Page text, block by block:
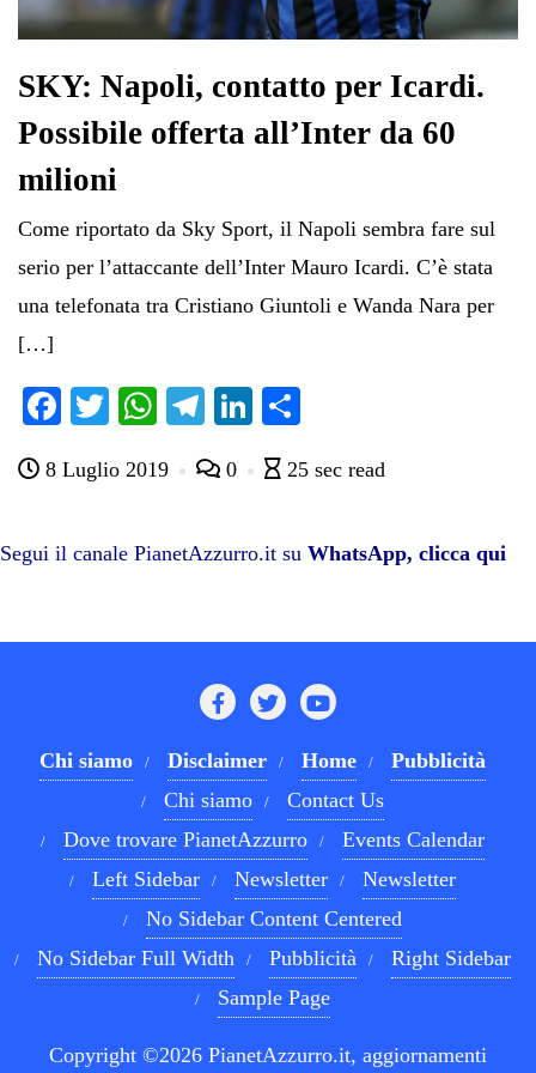
SKY: Napoli, contatto per Icardi.
Possibile offerta all’Inter da 60
milioni
Come riportato da Sky Sport, il Napoli sembra fare sul
serio per l’attaccante dell’Inter Mauro Icardi. C’è stata
una telefonata tra Cristiano Giuntoli e Wanda Nara per
[…]
Fa
bo
T
tte
W
ts
pp
Te
gr
m
Li
ed di
di
8 Luglio 2019 0 25 sec read
Segui il canale PianetAzzurro.it su WhatsApp, clicca qui
Chi siamo Disclaimer Home
Pubblicità
Chi siamo
Contact Us
Dove trovare PianetAzzurro
Events Calendar
Left Sidebar
Newsletter
Newsletter
No Sidebar Content Centered
No Sidebar Full Width
Pubblicità
Right Sidebar
Sample Page
Copyright ©2026 PianetAzzurro.it, aggiornamenti